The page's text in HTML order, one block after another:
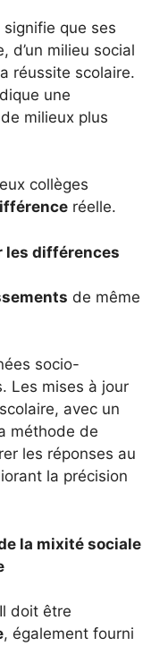
signifie que ses
d’un milieu social
réussite scolaire.
une
milieux plus
collèges
réelle.
les différences
de même
socio-
Les mises à jour
avec un
méthode de
les réponses au
la précision
la mixité sociale
doit être
, également fourni